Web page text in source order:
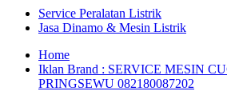
Service Peralatan Listrik
Jasa Dinamo & Mesin Listrik
Home
Iklan Brand : SERVICE MESIN
PRINGSEWU 082180087202